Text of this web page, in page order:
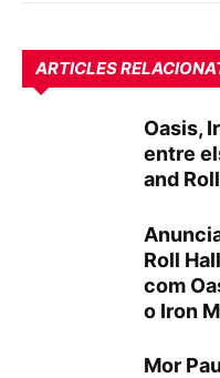
ARTICLES
Oasis,
entre
and
Roll
com
o Iron
Mor